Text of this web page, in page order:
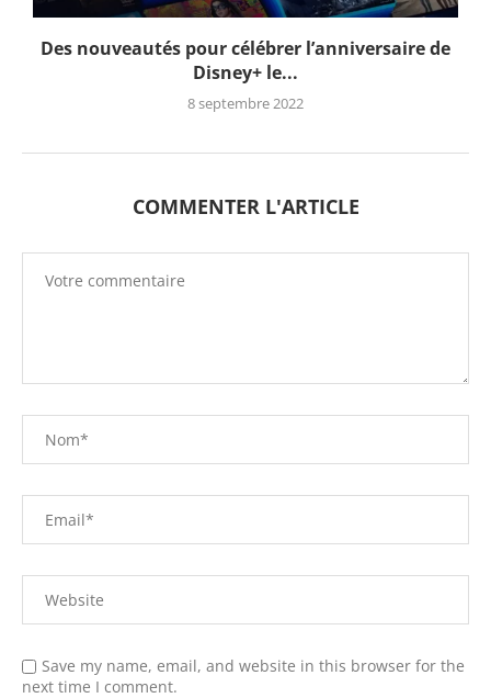
Des nouveautés pour célébrer l’anniversaire de
Disney+ le...
8 septembre 2022
COMMENTER L'ARTICLE
Save my name, email, and website in this browser for the
next time I comment.